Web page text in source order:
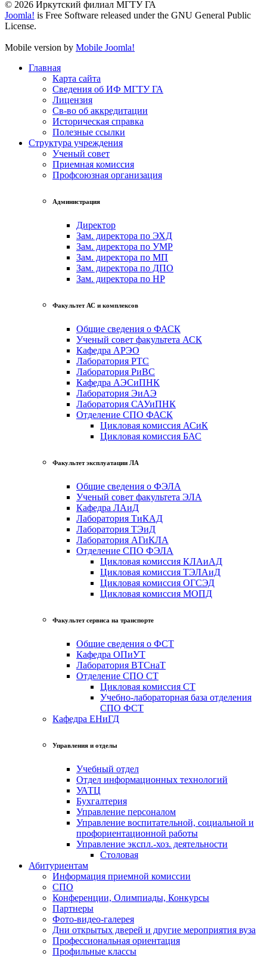
© 2026 Иркутский филиал МГТУ ГА
Joomla! is Free Software released under the GNU General Public
License.
Mobile version by Mobile Joomla!
Главная
Карта сайта
Сведения об ИФ МГТУ ГА
Лицензия
Св-во об аккредитации
Историческая справка
Полезные ссылки
Структура учреждения
Ученый совет
Приемная комиссия
Профсоюзная организация
Администрация
Директор
Зам. директора по ЭХД
Зам. директора по УМР
Зам. директора по МП
Зам. директора по ДПО
Зам. директора по НР
Факультет АС и комплексов
Общие сведения о ФАСК
Ученый совет факультета АСК
Кафедра АРЭО
Лаборатория РТС
Лаборатория РиВС
Кафедра АЭСиПНК
Лаборатория ЭиАЭ
Лаборатория САУиПНК
Отделение СПО ФАСК
Цикловая комиссия АСиК
Цикловая комиссия БАС
Факультет эксплуатации ЛА
Общие сведения о ФЭЛА
Ученый совет факультета ЭЛА
Кафедра ЛАиД
Лаборатория ТиКАД
Лаборатория ТЭиД
Лаборатория АГиКЛА
Отделение СПО ФЭЛА
Цикловая комиссия КЛАиАД
Цикловая комиссия ТЭЛАиД
Цикловая комиссия ОГСЭД
Цикловая комиссия МОПД
Факультет сервиса на транспорте
Общие сведения о ФСТ
Кафедра ОПиУТ
Лаборатория ВТСнаТ
Отделение СПО СТ
Цикловая комиссия СТ
Учебно-лабораторная база отделения
СПО ФСТ
Кафедра ЕНиГД
Управления и отделы
Учебный отдел
Отдел информационных технологий
УАТЦ
Бухгалтерия
Управление персоналом
Управление воспитательной, социальной и
профориентационной работы
Управление экспл.-хоз. деятельности
Столовая
Абитуриентам
Информация приемной комиссии
СПО
Конференции, Олимпиады, Конкурсы
Партнеры
Фото-видео-галерея
Дни открытых дверей и другие мероприятия вуза
Профессиональная ориентация
Профильные классы